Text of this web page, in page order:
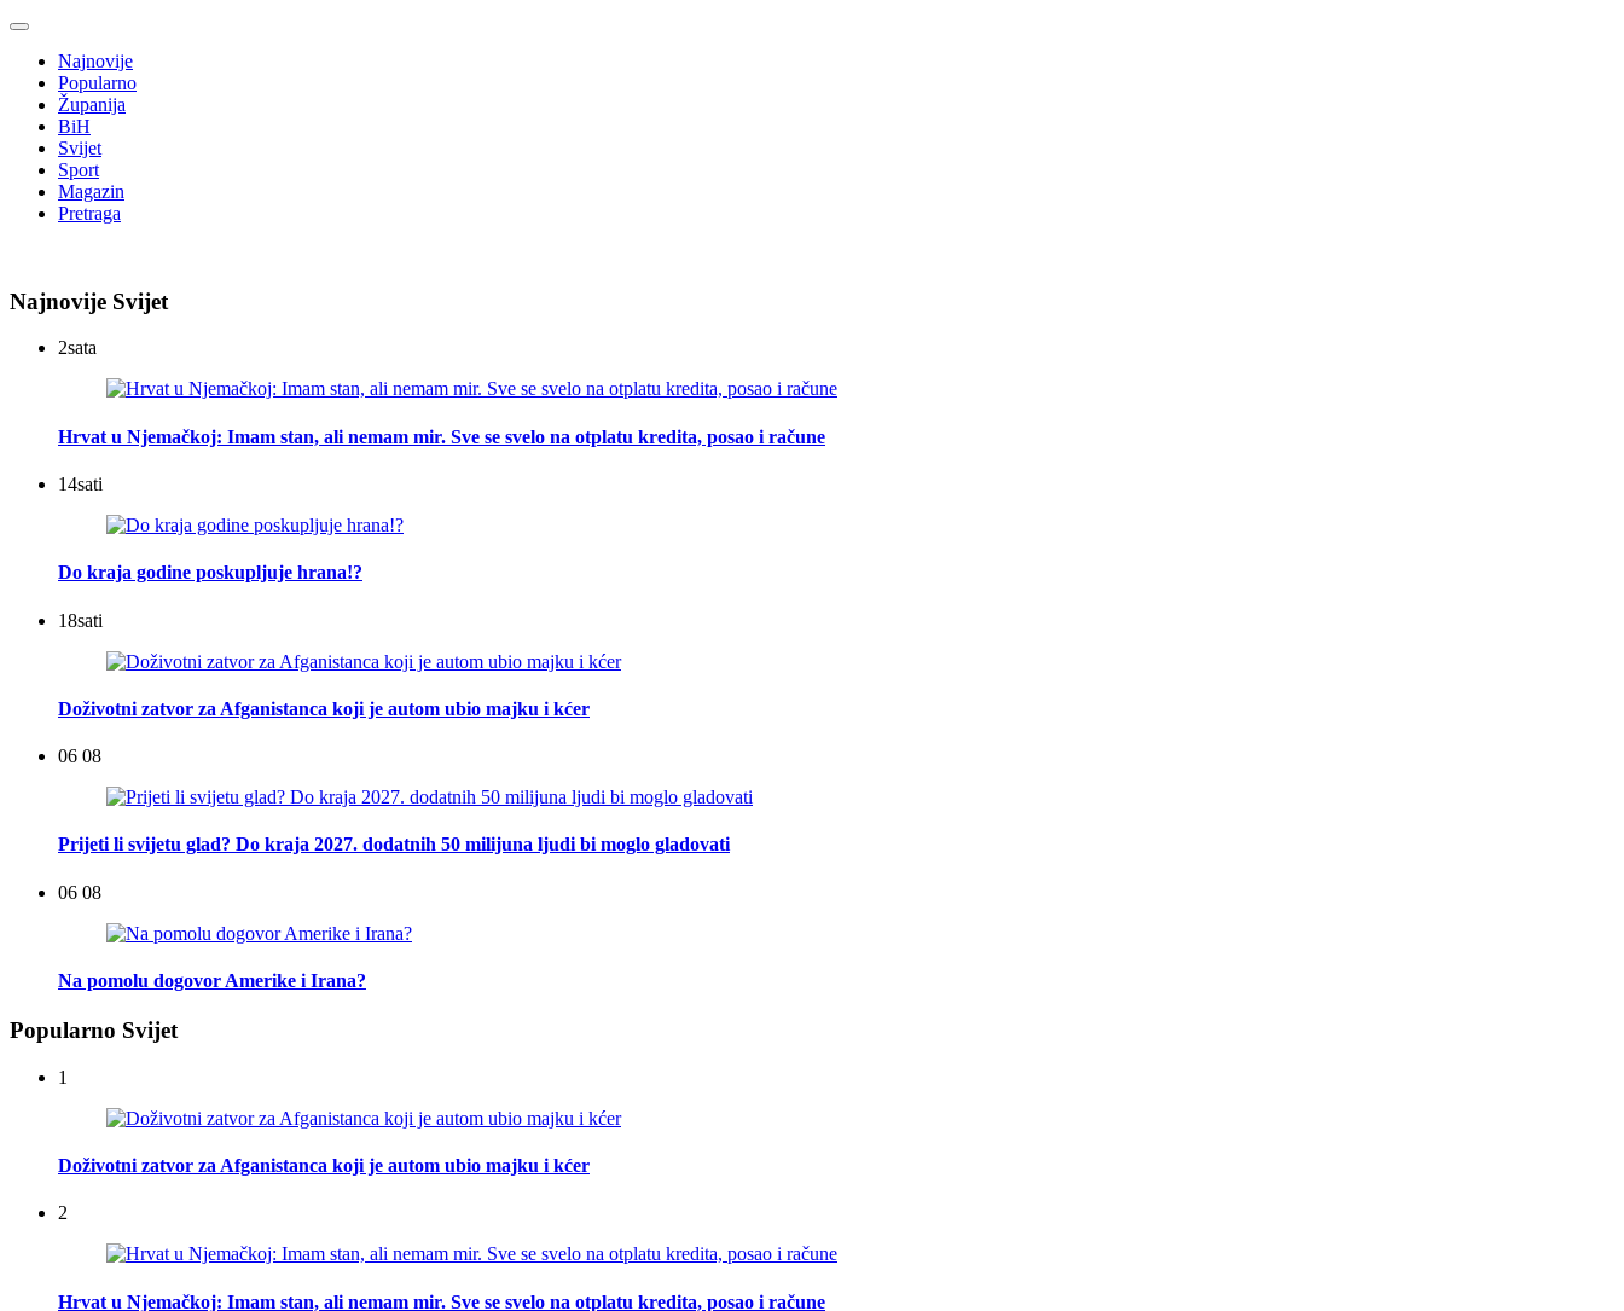
Najnovije
Popularno
Županija
BiH
Svijet
Sport
Magazin
Pretraga
Najnovije Svijet
2sata
Hrvat u Njemačkoj: Imam stan, ali nemam mir. Sve se svelo na otplatu kredita, posao i račune
14sati
Do kraja godine poskupljuje hrana!?
18sati
Doživotni zatvor za Afganistanca koji je autom ubio majku i kćer
06 08
Prijeti li svijetu glad? Do kraja 2027. dodatnih 50 milijuna ljudi bi moglo gladovati
06 08
Na pomolu dogovor Amerike i Irana?
Popularno Svijet
1
Doživotni zatvor za Afganistanca koji je autom ubio majku i kćer
2
Hrvat u Njemačkoj: Imam stan, ali nemam mir. Sve se svelo na otplatu kredita, posao i račune